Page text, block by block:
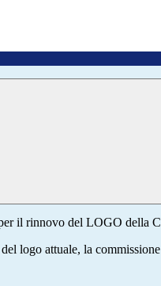
il rinnovo del LOGO della
logo attuale, la